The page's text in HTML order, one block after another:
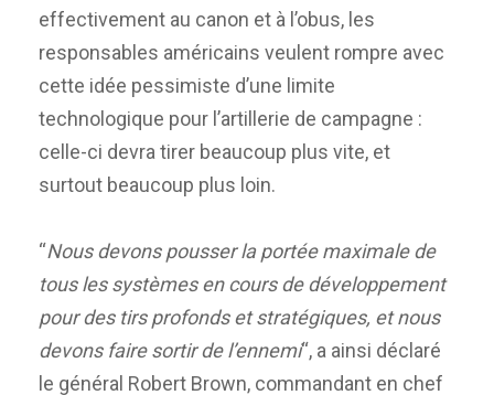
effectivement au canon et à l’obus, les
responsables américains veulent rompre avec
cette idée pessimiste d’une limite
technologique pour l’artillerie de campagne :
celle-ci devra tirer beaucoup plus vite, et
surtout beaucoup plus loin.
“Nous devons pousser la portée maximale de
tous les systèmes en cours de développement
pour des tirs profonds et stratégiques, et nous
devons faire sortir de l’ennemi“, a ainsi déclaré
le général Robert Brown, commandant en chef